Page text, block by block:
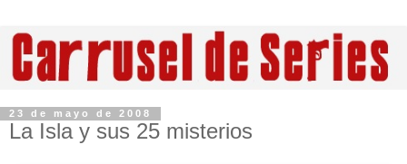
23 de mayo de 2008
La Isla y sus 25 misterios